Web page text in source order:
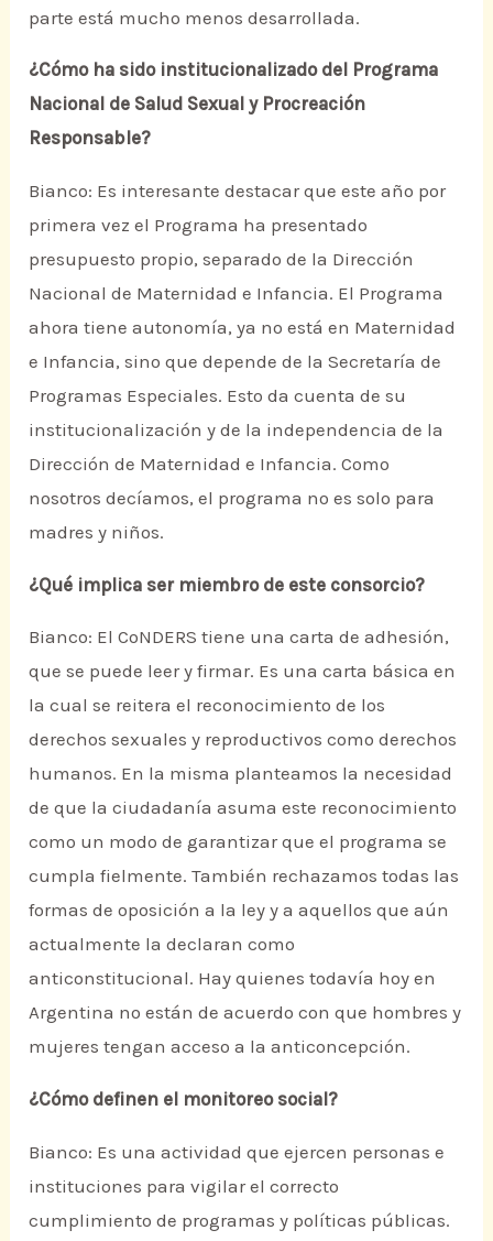
parte está mucho menos desarrollada.
¿Cómo ha sido institucionalizado del Programa
Nacional de Salud Sexual y Procreación
Responsable?
Bianco: Es interesante destacar que este año por
primera vez el Programa ha presentado
presupuesto propio, separado de la Dirección
Nacional de Maternidad e Infancia. El Programa
ahora tiene autonomía, ya no está en Maternidad
e Infancia, sino que depende de la Secretaría de
Programas Especiales. Esto da cuenta de su
institucionalización y de la independencia de la
Dirección de Maternidad e Infancia. Como
nosotros decíamos, el programa no es solo para
madres y niños.
¿Qué implica ser miembro de este consorcio?
Bianco: El CoNDERS tiene una carta de adhesión,
que se puede leer y firmar. Es una carta básica en
la cual se reitera el reconocimiento de los
derechos sexuales y reproductivos como derechos
humanos. En la misma planteamos la necesidad
de que la ciudadanía asuma este reconocimiento
como un modo de garantizar que el programa se
cumpla fielmente. También rechazamos todas las
formas de oposición a la ley y a aquellos que aún
actualmente la declaran como
anticonstitucional. Hay quienes todavía hoy en
Argentina no están de acuerdo con que hombres y
mujeres tengan acceso a la anticoncepción.
¿Cómo definen el monitoreo social?
Bianco: Es una actividad que ejercen personas e
instituciones para vigilar el correcto
cumplimiento de programas y políticas públicas.